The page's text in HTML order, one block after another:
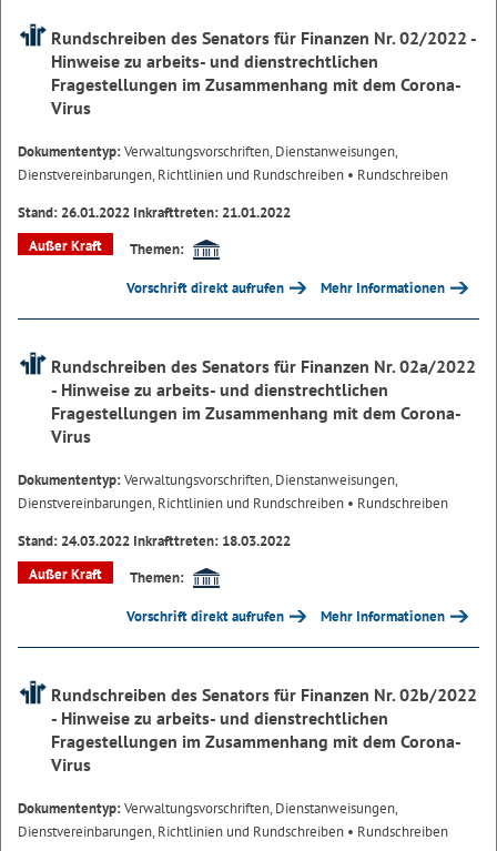
Rundschreiben des Senators für Finanzen Nr. 02/2022 -
Hinweise zu arbeits- und dienstrechtlichen
Fragestellungen im Zusammenhang mit dem Corona-
Virus
Dokumententyp:Verwaltungsvorschriften, Dienstanweisungen,
Dienstvereinbarungen, Richtlinien und Rundschreiben • Rundschreiben
Stand: 26.01.2022 Inkrafttreten: 21.01.2022
Außer Kraft
Themen:
Vorschrift direkt aufrufen Mehr Informationen
Rundschreiben des Senators für Finanzen Nr. 02a/2022
- Hinweise zu arbeits- und dienstrechtlichen
Fragestellungen im Zusammenhang mit dem Corona-
Virus
Dokumententyp:Verwaltungsvorschriften, Dienstanweisungen,
Dienstvereinbarungen, Richtlinien und Rundschreiben • Rundschreiben
Stand: 24.03.2022 Inkrafttreten: 18.03.2022
Außer Kraft
Themen:
Vorschrift direkt aufrufen Mehr Informationen
Rundschreiben des Senators für Finanzen Nr. 02b/2022
- Hinweise zu arbeits- und dienstrechtlichen
Fragestellungen im Zusammenhang mit dem Corona-
Virus
Dokumententyp:Verwaltungsvorschriften, Dienstanweisungen,
Dienstvereinbarungen, Richtlinien und Rundschreiben • Rundschreiben